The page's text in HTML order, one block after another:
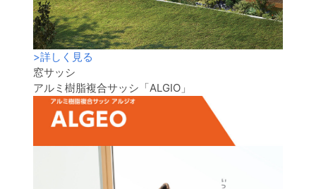
>詳しく見る
窓サッシ
アルミ樹脂複合サッシ「ALGIO」